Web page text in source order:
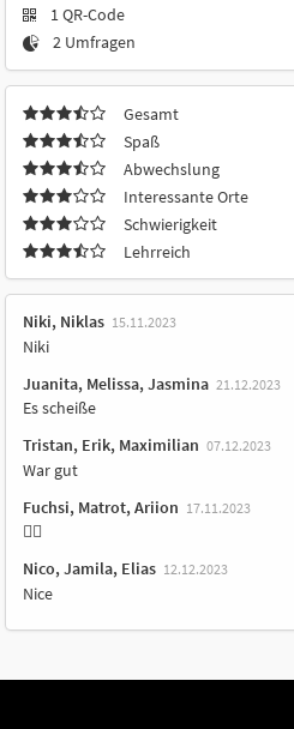
1 QR-Code
2 Umfragen
Gesamt
Spaß
Abwechslung
Interessante Orte
Schwierigkeit
Lehrreich
Niki, Niklas 15.11.2023
Niki
Juanita, Melissa, Jasmina 21.12.2023
Es scheiße
Tristan, Erik, Maximilian 07.12.2023
War gut
Fuchsi, Matrot, Ariion 17.11.2023
👍🏻
Nico, Jamila, Elias 12.12.2023
Nice